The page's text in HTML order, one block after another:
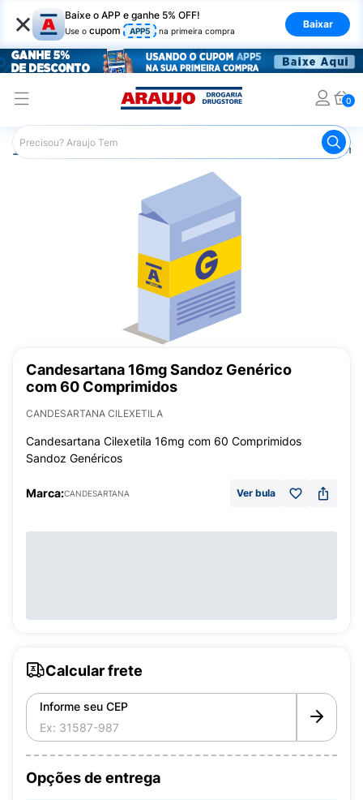
× Baixe o APP e ganhe 5% OFF!
Use o cupom APP5 na primeira compra
Baixar
0
Araujo Medicamentos
Candesartana 16mg Sandoz Genérico
com 60 Comprimidos
CANDESARTANA CILEXETILA
Candesartana Cilexetila 16mg com 60 Comprimidos
Sandoz Genéricos
Marca:CANDESARTANA Ver bula
Calcular frete
Informe seu CEP
Opções de entrega